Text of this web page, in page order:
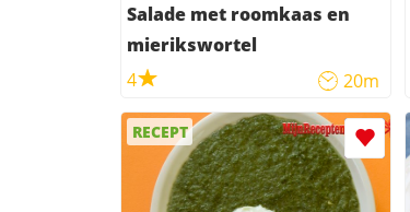
Salade met roomkaas en
mierikswortel
4
20m
RECEPT